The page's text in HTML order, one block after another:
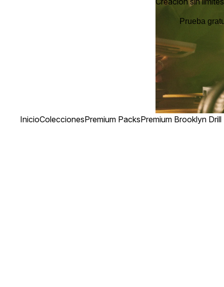
Prueba
InicioColeccionesPremium PacksPremium Brooklyn Drill